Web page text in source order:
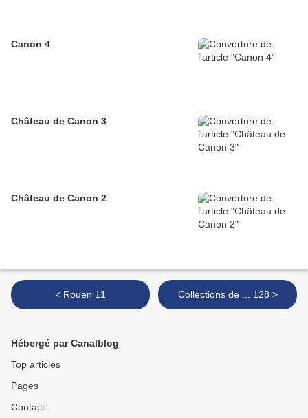
Canon 4
Château de Canon 3
Château de Canon 2
< Rouen 11 Collections de ... 128 >
Hébergé par Canalblog
Top articles
Pages
Contact